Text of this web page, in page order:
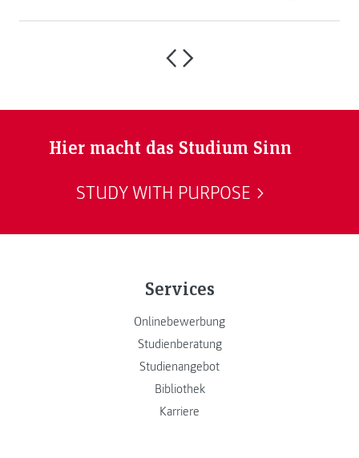
Hier macht das Studium Sinn
STUDY WITH PURPOSE
Services
Onlinebewerbung
Studienberatung
Studienangebot
Bibliothek
Karriere